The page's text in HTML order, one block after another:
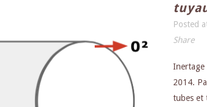
Posted
Share
Inertage
2014.
tubes et